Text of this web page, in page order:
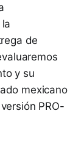
de
y su
mexicano
PRO-